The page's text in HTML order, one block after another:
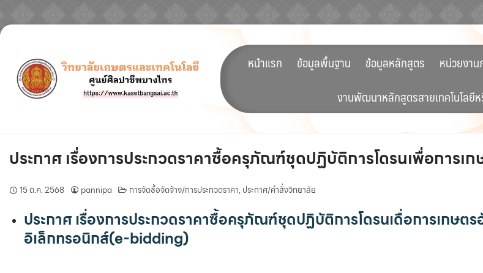
Skip
content
หน้าแรก ข้อมูลพื้นฐาน ข้อมูลหลักสูตร หน่วยงาน
งานพัฒนาหลักสูตรสายเทคโนโลยี
ประกาศ เรื่องการประกวดราคาซื้อครุภัณฑ์ชุดปฏิบัติการโดรนเพื่อการ
15 ต.ค. 2568 pannipa การจัดซื้อจัดจ้าง/การประกวดราคา,ประกาศ/คำสั่งวิทยาลัย
ประกาศ เรื่องการประกวดราคาซื้อครุภัณฑ์ชุดปฏิบัติการโดรนเดื่อการเกษตร
อิเล็กทรอนิกส์(e-bidding)